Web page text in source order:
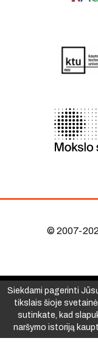
© 2007-
Siekdami pagerinti
tikslais šioje
sutinkate, kad
naršymo istoriją